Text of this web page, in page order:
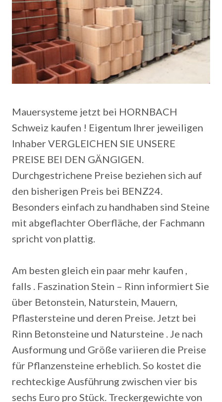
Mauersysteme jetzt bei HORNBACH
Schweiz kaufen ! Eigentum Ihrer jeweiligen
Inhaber VERGLEICHEN SIE UNSERE
PREISE BEI DEN GÄNGIGEN.
Durchgestrichene Preise beziehen sich auf
den bisherigen Preis bei BENZ24.
Besonders einfach zu handhaben sind Steine
mit abgeflachter Oberfläche, der Fachmann
spricht von plattig.
Am besten gleich ein paar mehr kaufen ,
falls . Faszination Stein – Rinn informiert Sie
über Betonstein, Naturstein, Mauern,
Pflastersteine und deren Preise. Jetzt bei
Rinn Betonsteine und Natursteine . Je nach
Ausformung und Größe variieren die Preise
für Pflanzensteine erheblich. So kostet die
rechteckige Ausführung zwischen vier bis
sechs Euro pro Stück. Treckergewichte von